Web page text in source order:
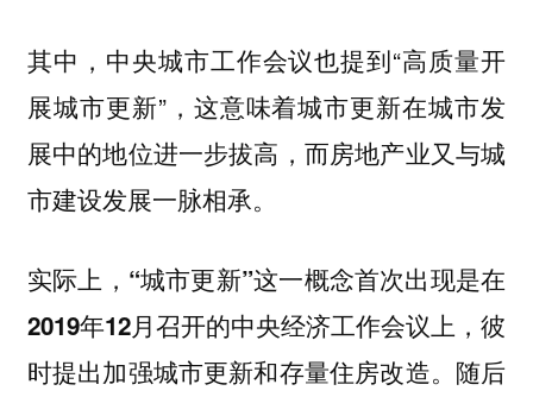
其中，中央城市工作会议也提到“高质量开
展城市更新”，这意味着城市更新在城市发
展中的地位进一步拔高，而房地产业又与城
市建设发展一脉相承。
实际上 ，“城市更新”这一概念首次出现是在
2019年12月召开的中央经济工作会议上 ，彼
时提出加强城市更新和存量住房改造。随后